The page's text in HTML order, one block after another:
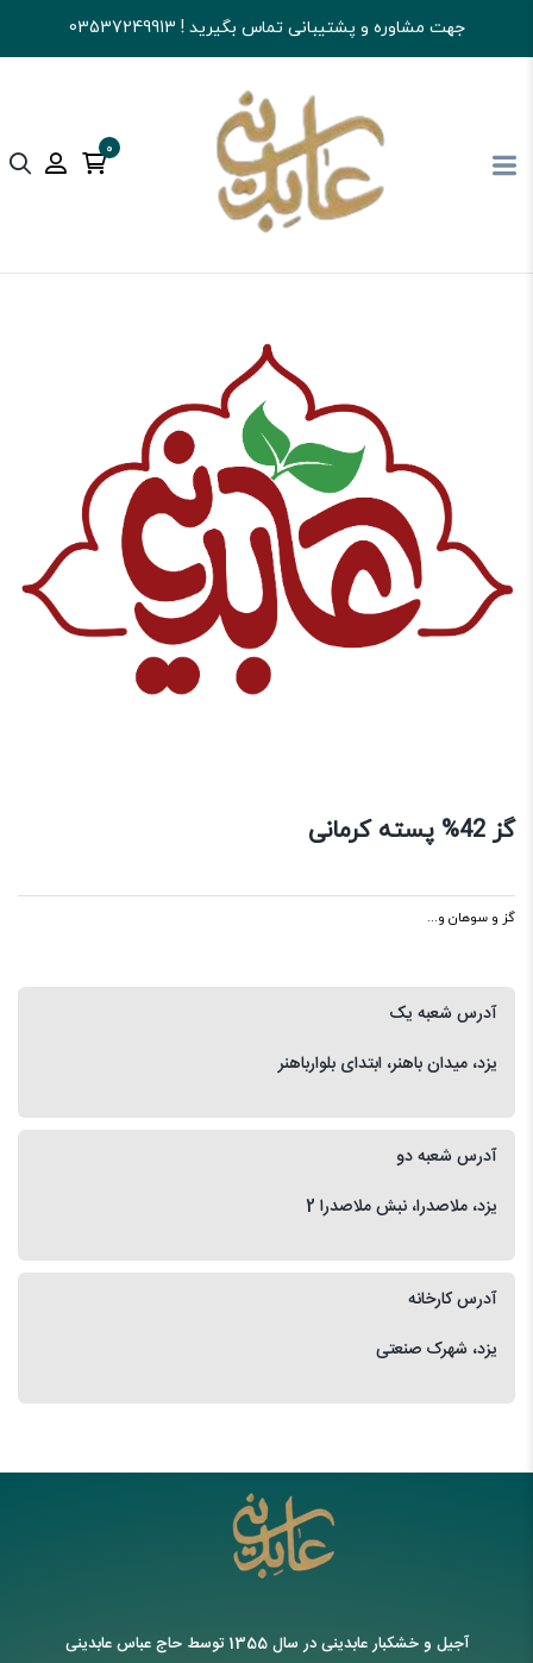
جهت مشاوره و پشتیبانی تماس بگیرید ! 03537249913
0
آجیل و خشکبار عابدینی تنقلات گز و سوهان و...
گز 42% پسته کرمانی
گز و سوهان و...
آدرس شعبه یک
یزد، میدان باهنر، ابتدای بلوارباهنر
آدرس شعبه دو
یزد، ملاصدرا، نبش ملاصدرا 2
آدرس کارخانه
یزد، شهرک صنعتی
آجیل و خشکبار عابدینی در سال 1355 توسط حاج عباس عابدینی